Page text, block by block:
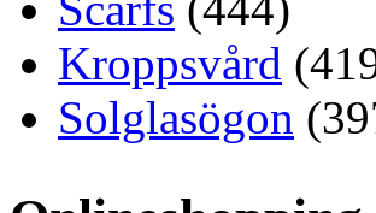
Kroppsvård
Solglasögon